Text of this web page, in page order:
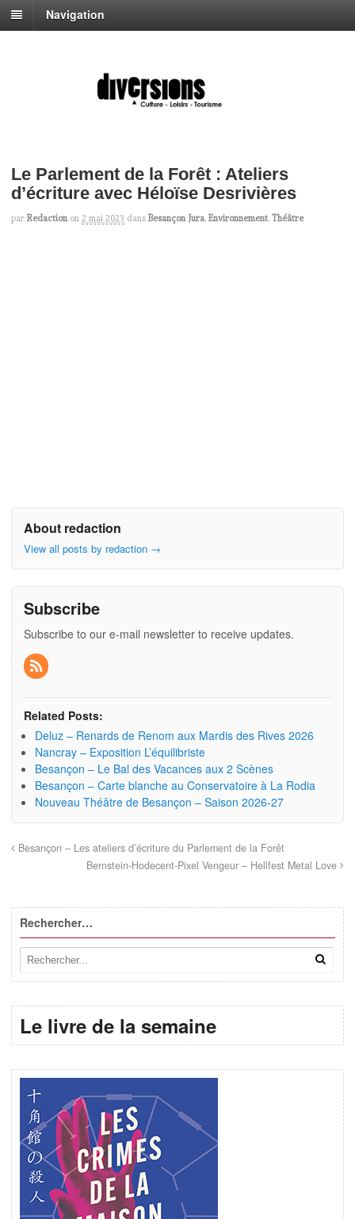
Navigation
Le Parlement de la Forêt : Ateliers
d’écriture avec Héloïse Desrivières
par Redaction on 2 mai 2023 dans Besançon Jura, Environnement, Théâtre
About redaction
View all posts by redaction →
Subscribe
Subscribe to our e-mail newsletter to receive updates.
Related Posts:
Deluz – Renards de Renom aux Mardis des Rives 2026
Nancray – Exposition L’équilibriste
Besançon – Le Bal des Vacances aux 2 Scènes
Besançon – Carte blanche au Conservatoire à La Rodia
Nouveau Théâtre de Besançon – Saison 2026-27
Besançon – Les ateliers d’écriture du Parlement de la Forêt
Bernstein-Hodecent-Pixel Vengeur – Hellfest Metal Love
Rechercher…
Le livre de la semaine